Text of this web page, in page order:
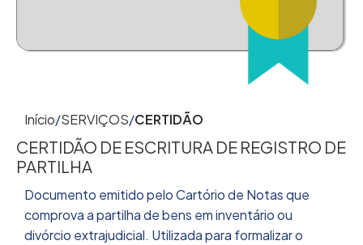
Início SERVIÇOS CERTIDÃO
CERTIDÃO DE ESCRITURA DE REGISTRO DE
PARTILHA
Documento emitido pelo Cartório de Notas que
comprova a partilha de bens em inventário ou
divórcio extrajudicial. Utilizada para formalizar o